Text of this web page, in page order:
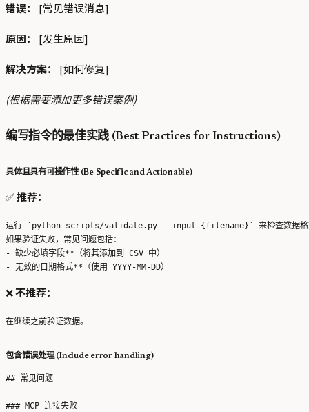
错误： [常见错误消息]
原因： [发生原因]
解决方案： [如何修复]
(根据需要添加更多错误案例)
编写指令的最佳实践 (Best Practices for Instructions)
具体且具有可操作性 (Be Specific and Actionable)
✅推荐：
运行 `python scripts/validate.py --input {filename}` 来检查数据格
如果验证失败，常见问题包括：
- 缺少必填字段**（将其添加到 CSV 中）
❌不推荐：
包含错误处理 (Include error handling)
## 常见问题
### MCP 连接失败